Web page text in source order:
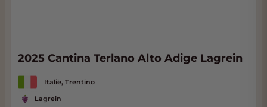
2025 Cantina Terlano Alto Adige Lagrein
Italië, Trentino
Lagrein